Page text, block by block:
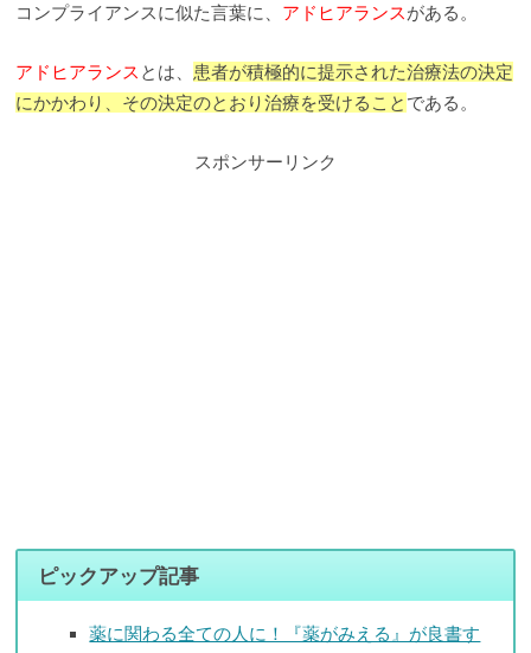
コンプライアンスに似た言葉に、 アドヒアランスがある。
アドヒアランス とは、 患者が積極的に提示された治療法の決定
にかかわり、その決定のとおり治療を受けること である。
スポンサーリンク
ピックアップ記事
薬に関わる全ての人に！『薬がみえる』が良書す